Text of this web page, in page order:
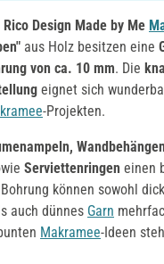
Rico Design Made by Me
aus Holz besitzen eine
von ca. 10 mm. Die
eignet sich
-Projekten.
Wandbehängen
Serviettenringen einen
können sowohl
auch dünnes Garn
Makramee-Ideen